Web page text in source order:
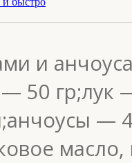
и
50 гр;лук
—
масло,